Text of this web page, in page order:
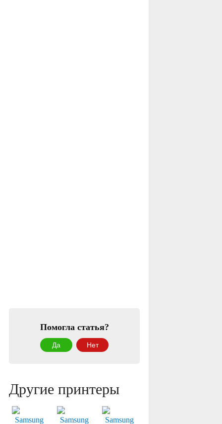
Помогла статья?
Да Нет
Другие принтеры